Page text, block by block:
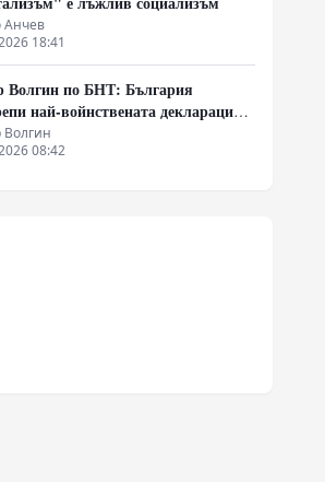
Анчев
18:41
Волгин по БНТ: България
най-войнствената декларация,
съм чел
Волгин
08:42